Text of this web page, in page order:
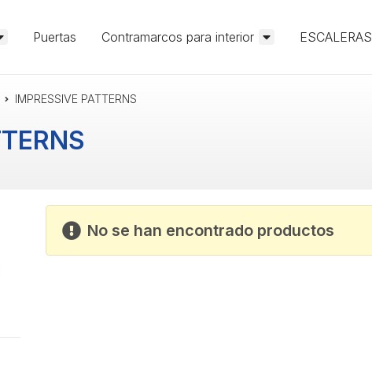
Puertas Contramarcos para interior ESCALERAS
IMPRESSIVE PATTERNS
No se han encontrado productos